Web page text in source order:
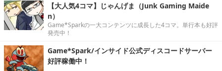
【大人気4コマ】じゃんげま（Junk Gaming Maide
n）
Game*Sparkの一大コンテンツに成長した4コマ。単行本も好評
発売中！
Game*Spark/インサイド公式ディスコードサーバー
好評稼働中！